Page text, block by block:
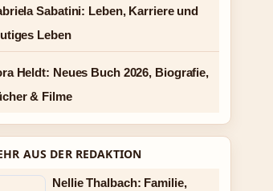
Sabatini: Leben, Karriere und
Leben
Heldt: Neues Buch 2026, Biografie,
& Filme
AUS DER REDAKTION
Nellie Thalbach: Familie,